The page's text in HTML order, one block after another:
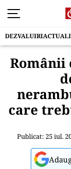
DEZVALUIRI
Românii
care
Publicat: 25 iul.